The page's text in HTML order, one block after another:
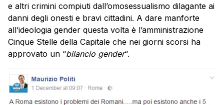
e altri crimini compiuti dall’omosessualismo dilagante ai
danni degli onesti e bravi cittadini. A dare manforte
all’ideologia gender questa volta è l’amministrazione
Cinque Stelle della Capitale che nei giorni scorsi ha
approvato un “bilancio gender“.